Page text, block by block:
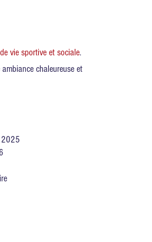
vie sportive et sociale.
chaleureuse et
2025